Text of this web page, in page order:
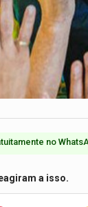
no
a isso.